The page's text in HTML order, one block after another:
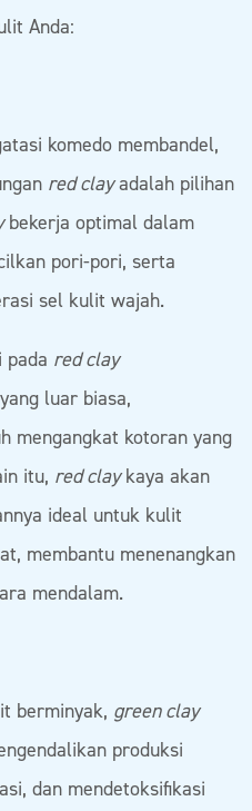
Anda:
komedo membandel,
red clayadalah pilihan
bekerja optimal dalam
pori-pori, serta
sel kulit wajah.
pada red clay
luar biasa,
mengangkat kotoran yang
itu, red claykaya akan
ideal untuk kulit
membantu menenangkan
mendalam.
berminyak, green clay
produksi
dan mendetoksifikasi